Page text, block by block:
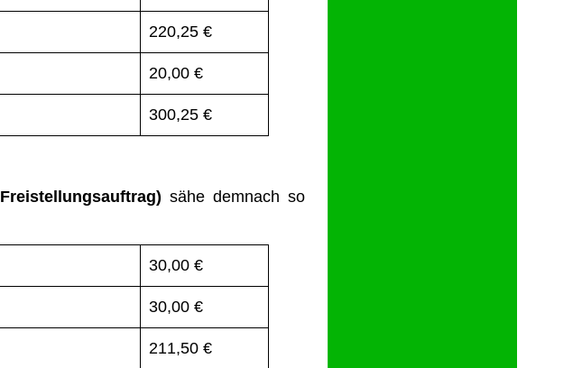
220,25 €
20,00 €
300,25 €
sähe demnach so
30,00 €
30,00 €
211,50 €